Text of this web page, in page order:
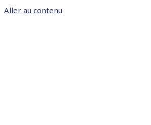
Aller au contenu